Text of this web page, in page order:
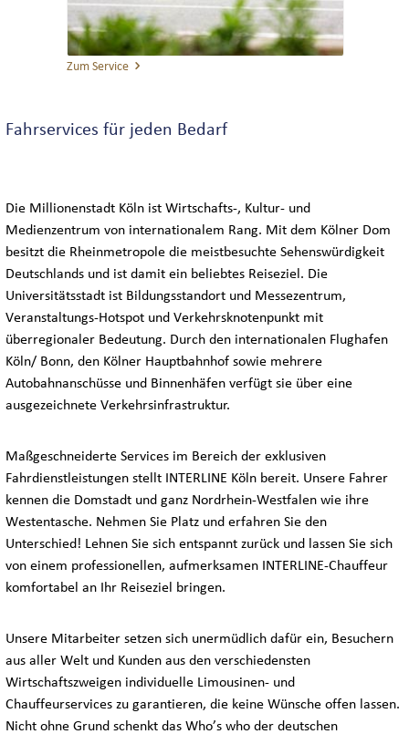
Zum Service
Fahrservices für jeden Bedarf
Die Millionenstadt Köln ist Wirtschafts-, Kultur- und
Medienzentrum von internationalem Rang. Mit dem Kölner Dom
besitzt die Rheinmetropole die meistbesuchte Sehenswürdigkeit
Deutschlands und ist damit ein beliebtes Reiseziel. Die
Universitätsstadt ist Bildungsstandort und Messezentrum,
Veranstaltungs-Hotspot und Verkehrsknotenpunkt mit
überregionaler Bedeutung. Durch den internationalen Flughafen
Köln/ Bonn, den Kölner Hauptbahnhof sowie mehrere
Autobahnanschüsse und Binnenhäfen verfügt sie über eine
ausgezeichnete Verkehrsinfrastruktur.
Maßgeschneiderte Services im Bereich der exklusiven
Fahrdienstleistungen stellt INTERLINE Köln bereit. Unsere Fahrer
kennen die Domstadt und ganz Nordrhein-Westfalen wie ihre
Westentasche. Nehmen Sie Platz und erfahren Sie den
Unterschied! Lehnen Sie sich entspannt zurück und lassen Sie sich
von einem professionellen, aufmerksamen INTERLINE-Chauffeur
komfortabel an Ihr Reiseziel bringen.
Unsere Mitarbeiter setzen sich unermüdlich dafür ein, Besuchern
aus aller Welt und Kunden aus den verschiedensten
Wirtschaftszweigen individuelle Limousinen- und
Chauffeurservices zu garantieren, die keine Wünsche offen lassen.
Nicht ohne Grund schenkt das Who’s who der deutschen